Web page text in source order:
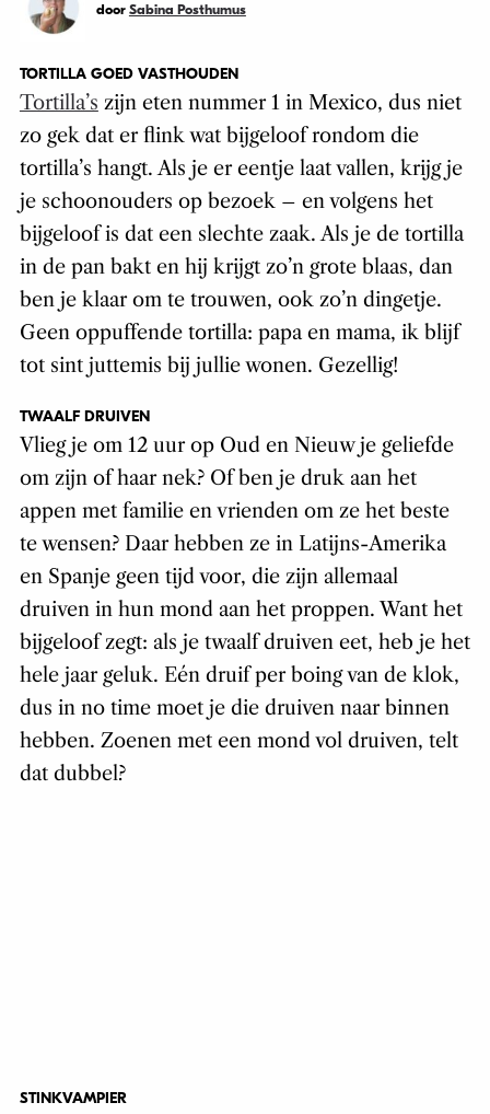
door Sabina Posthumus
TORTILLA GOED VASTHOUDEN
Tortilla’s zijn eten nummer 1 in Mexico, dus niet
zo gek dat er flink wat bijgeloof rondom die
tortilla’s hangt. Als je er eentje laat vallen, krijg je
je schoonouders op bezoek – en volgens het
bijgeloof is dat een slechte zaak. Als je de tortilla
in de pan bakt en hij krijgt zo’n grote blaas, dan
ben je klaar om te trouwen, ook zo’n dingetje.
Geen oppuffende tortilla: papa en mama, ik blijf
tot sint juttemis bij jullie wonen. Gezellig!
TWAALF DRUIVEN
Vlieg je om 12 uur op Oud en Nieuw je geliefde
om zijn of haar nek? Of ben je druk aan het
appen met familie en vrienden om ze het beste
te wensen? Daar hebben ze in Latijns-Amerika
en Spanje geen tijd voor, die zijn allemaal
druiven in hun mond aan het proppen. Want het
bijgeloof zegt: als je twaalf druiven eet, heb je het
hele jaar geluk. Eén druif per boing van de klok,
dus in no time moet je die druiven naar binnen
hebben. Zoenen met een mond vol druiven, telt
dat dubbel?
STINKVAMPIER